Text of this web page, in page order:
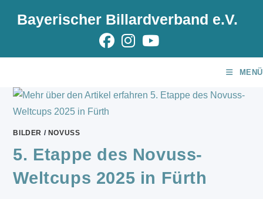
Bayerischer Billardverband e.V.
MENÜ
BILDER / NOVUSS
5. Etappe des Novuss-
Weltcups 2025 in Fürth